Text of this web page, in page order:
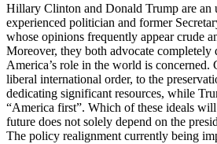
Hillary Clinton and Donald Trump are an
experienced politician and former
whose opinions frequently appear crude
Moreover, they both advocate completely
America’s role in the world is concerned.
liberal international order, to the
dedicating significant resources, while
“America first”. Which of these ideals
future does not solely depend on the
The policy realignment currently being